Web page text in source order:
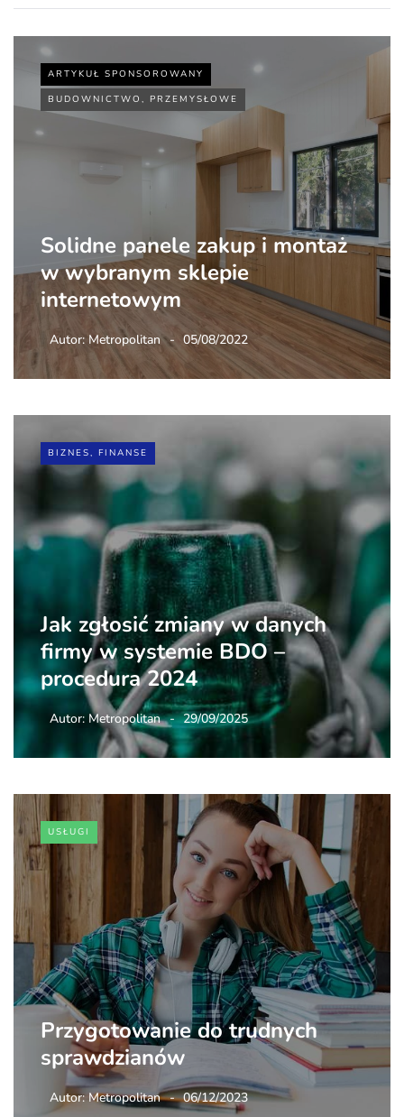
ARTYKUŁ SPONSOROWANY
BUDOWNICTWO, PRZEMYSŁOWE
Solidne panele zakup i montaż
w wybranym sklepie
internetowym
Autor: Metropolitan 05/08/2022
BIZNES, FINANSE
Jak zgłosić zmiany w danych
firmy w systemie BDO –
procedura 2024
Autor: Metropolitan 29/09/2025
USŁUGI
Przygotowanie do trudnych
sprawdzianów
Autor: Metropolitan 06/12/2023